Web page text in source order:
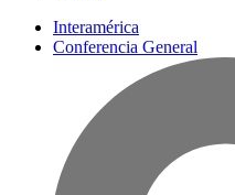
Interamérica
Conferencia General